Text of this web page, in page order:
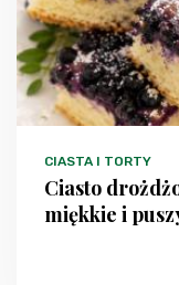
CIASTA I TORTY
Ciasto
miękkie i